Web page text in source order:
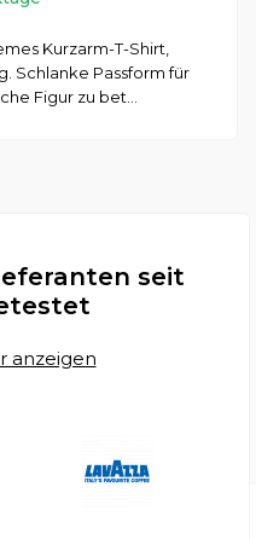
Kurzarm-T-Shirt,
Schlanke Passform für
Figur zu bet...
seit
anzeigen